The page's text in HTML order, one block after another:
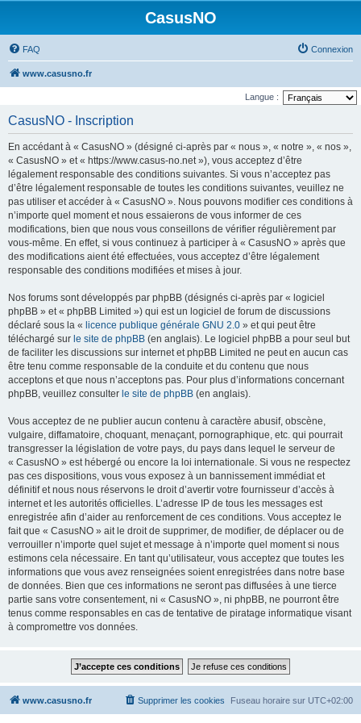
CasusNO
FAQ Connexion
www.casusno.fr
Langue :
CasusNO - Inscription
En accédant à « CasusNO » (désigné ci-après par « nous », « notre », « nos »,
« CasusNO » et « https://www.casus-no.net »), vous acceptez d’être
légalement responsable des conditions suivantes. Si vous n’acceptez pas
d’être légalement responsable de toutes les conditions suivantes, veuillez ne
pas utiliser et accéder à « CasusNO ». Nous pouvons modifier ces conditions à
n’importe quel moment et nous essaierons de vous informer de ces
modifications, bien que nous vous conseillons de vérifier régulièrement par
vous-même. En effet, si vous continuez à participer à « CasusNO » après que
des modifications aient été effectuées, vous acceptez d’être légalement
responsable des conditions modifiées et mises à jour.
Nos forums sont développés par phpBB (désignés ci-après par « logiciel
phpBB » et « phpBB Limited ») qui est un logiciel de forum de discussions
déclaré sous la « licence publique générale GNU 2.0 » et qui peut être
téléchargé sur le site de phpBB (en anglais). Le logiciel phpBB a pour seul but
de faciliter les discussions sur internet et phpBB Limited ne peut en aucun cas
être tenu comme responsable de la conduite et du contenu que nous
acceptons et que nous n’acceptons pas. Pour plus d’informations concernant
phpBB, veuillez consulter le site de phpBB (en anglais).
Vous acceptez de ne publier aucun contenu à caractère abusif, obscène,
vulgaire, diffamatoire, choquant, menaçant, pornographique, etc. qui pourrait
transgresser la législation de votre pays, du pays dans lequel le serveur de
« CasusNO » est hébergé ou encore la loi internationale. Si vous ne respectez
pas ces dispositions, vous vous exposez à un bannissement immédiat et
définitif et nous nous réservons le droit d’avertir votre fournisseur d’accès à
internet et les autorités officielles. L’adresse IP de tous les messages est
enregistrée afin d’aider au renforcement de ces conditions. Vous acceptez le
fait que « CasusNO » ait le droit de supprimer, de modifier, de déplacer ou de
verrouiller n’importe quel sujet et message à n’importe quel moment si nous
estimons cela nécessaire. En tant qu’utilisateur, vous acceptez que toutes les
informations que vous avez renseignées soient enregistrées dans notre base
de données. Bien que ces informations ne seront pas diffusées à une tierce
partie sans votre consentement, ni « CasusNO », ni phpBB, ne pourront être
tenus comme responsables en cas de tentative de piratage informatique visant
à compromettre vos données.
www.casusno.fr Fuseau horaire sur UTC+02:00
Supprimer les cookies